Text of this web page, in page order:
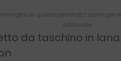
di questo prodotto sono
artificiale.
da taschino in